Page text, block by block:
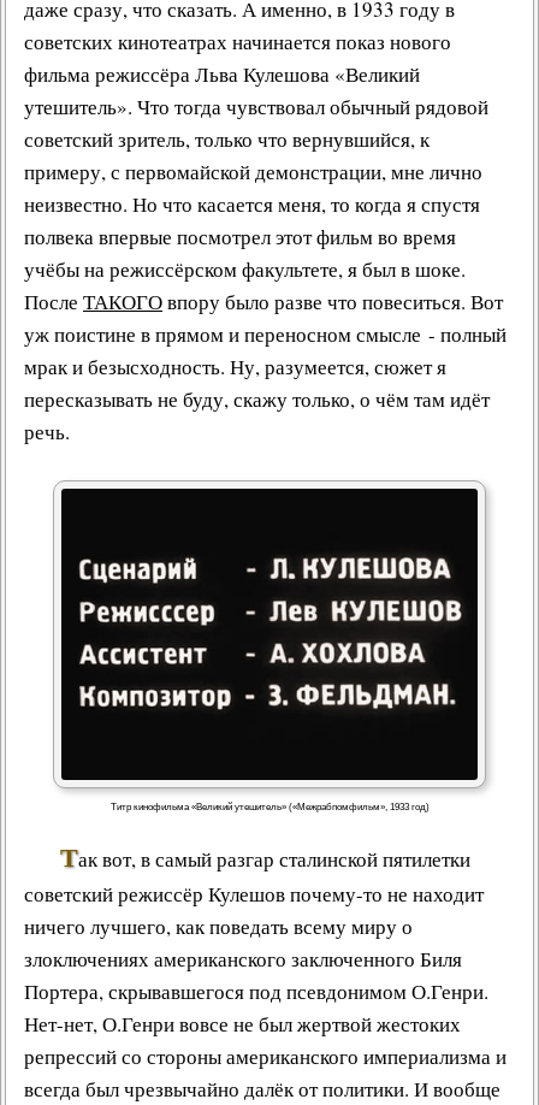
даже сразу, что сказать. А именно, в 1933 году в
советских кинотеатрах начинается показ нового
фильма режиссёра Льва Кулешова «Великий
утешитель». Что тогда чувствовал обычный рядовой
советский зритель, только что вернувшийся, к
примеру, с первомайской демонстрации, мне лично
неизвестно. Но что касается меня, то когда я спустя
полвека впервые посмотрел этот фильм во время
учёбы на режиссёрском факультете, я был в шоке.
После ТАКОГОвпору было разве что повеситься. Вот
уж поистине в прямом и переносном смысле - полный
мрак и безысходность. Ну, разумеется, сюжет я
пересказывать не буду, скажу только, о чём там идёт
речь.
Титр кинофильма «Великий утешитель» («Межрабпомфильм», 1933 год)
Так вот, в самый разгар сталинской пятилетки
советский режиссёр Кулешовпочему-то не находит
ничего лучшего, как поведать всему миру о
злоключениях американского заключенного Биля
Портера, скрывавшегося под псевдонимом О.Генри.
Нет-нет, О.Генри вовсе не был жертвой жестоких
репрессий со стороны американского империализма и
всегда был чрезвычайно далёк от политики. И вообще